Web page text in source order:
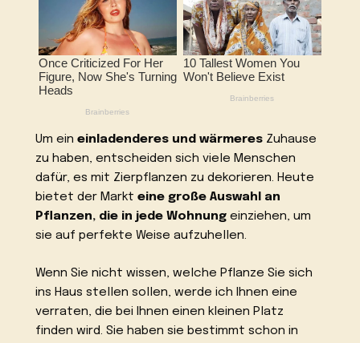
Um ein einladenderes und wärmeres Zuhause
zu haben, entscheiden sich viele Menschen
dafür, es mit Zierpflanzen zu dekorieren. Heute
bietet der Markteine große Auswahl an
Pflanzen, die in jede Wohnung einziehen, um
sie auf perfekte Weise aufzuhellen.
Wenn Sie nicht wissen, welche Pflanze Sie sich
ins Haus stellen sollen, werde ich Ihnen eine
verraten, die bei Ihnen einen kleinen Platz
finden wird. Sie haben sie bestimmt schon in